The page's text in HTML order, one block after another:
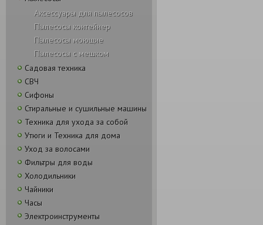
Аксессуары для пылесосов
Пылесосы контейнер
Пылесосы моющие
Пылесосы с мешком
Садовая техника
СВЧ
Сифоны
Стиральные и сушильные машины
Техника для ухода за собой
Утюги и Техника для дома
Уход за волосами
Фильтры для воды
Холодильники
Чайники
Часы
Электроинструменты